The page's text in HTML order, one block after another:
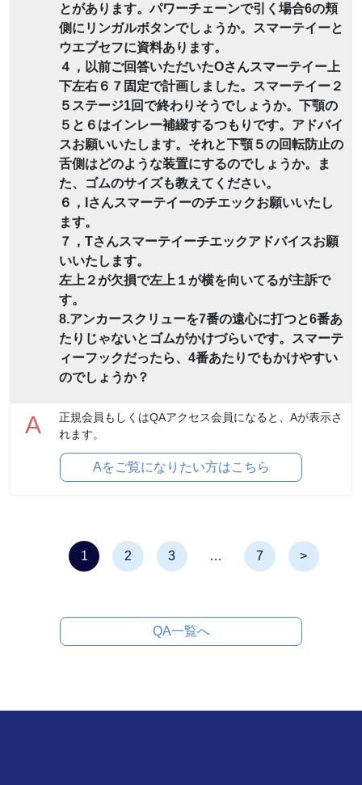
とがあります。パワーチェーンで引く場合6の頬
側にリンガルボタンでしょうか。スマーテイーと
ウエブセフに資料あります。
４，以前ご回答いただいたOさんスマーテイー上
下左右６７固定で計画しました。スマーテイー２
５ステージ1回で終わりそうでしょうか。下顎の
５と６はインレー補綴するつもりです。アドバイ
スお願いいたします。それと下顎５の回転防止の
舌側はどのような装置にするのでしょうか。ま
た、ゴムのサイズも教えてください。
６，Iさんスマーテイーのチエックお願いいたし
ます。
７，Tさんスマーテイーチエックアドバイスお願
いいたします。
左上２が欠損で左上１が横を向いてるが主訴で
す。
8.アンカースクリューを7番の遠心に打つと6番あ
たりじゃないとゴムがかけづらいです。スマーテ
ィーフックだったら、4番あたりでもかけやすい
のでしょうか？
A
正規会員もしくはQAアクセス会員になると、Aが表示さ
れます。
Aをご覧になりたい方はこちら
1 2 3 … 7 >
QA一覧へ